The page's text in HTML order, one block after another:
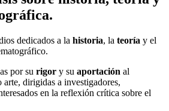
dedicados a la historia, la teoría y el
por su rigor y su aportación al
dirigidas a investigadores,
en la reflexión crítica sobre el